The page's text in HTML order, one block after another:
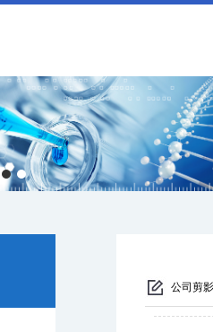
公司剪影